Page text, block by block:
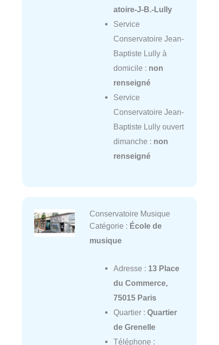
atoire-J-B.-Lully
Service
Conservatoire Jean-
Baptiste Lully à
domicile : non
renseigné
Service
Conservatoire Jean-
Baptiste Lully ouvert
dimanche : non
renseigné
Conservatoire Musique
Catégorie : École de
musique
Adresse : 13 Place
du Commerce,
75015 Paris
Quartier : Quartier
de Grenelle
Téléphone :